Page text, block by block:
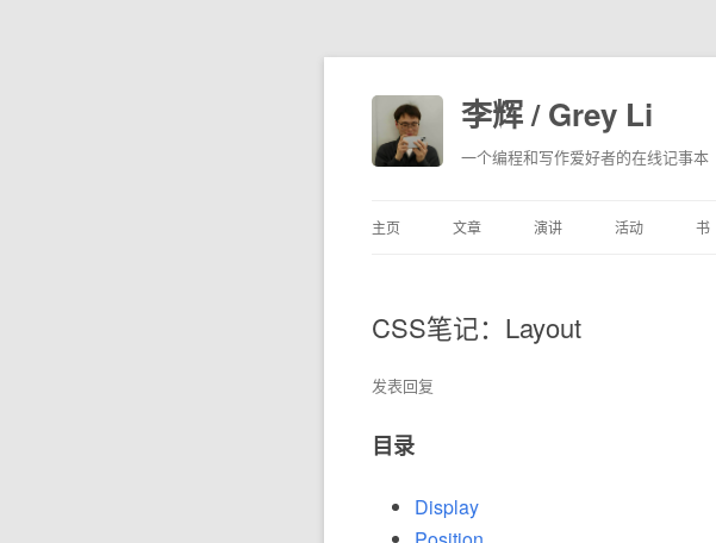
李辉 / Grey Li
一个编程和写作爱好者的在线记事本
主页 文章 演讲 活动 书
CSS笔记：Layout
发表回复
目录
Display